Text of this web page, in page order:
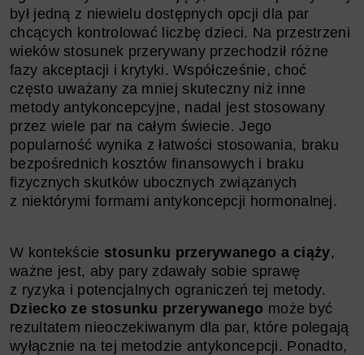
był jedną z niewielu dostępnych opcji dla par
chcących kontrolować liczbę dzieci. Na przestrzeni
wieków stosunek przerywany przechodził różne
fazy akceptacji i krytyki. Współcześnie, choć
często uważany za mniej skuteczny niż inne
metody antykoncepcyjne, nadal jest stosowany
przez wiele par na całym świecie. Jego
popularność wynika z łatwości stosowania, braku
bezpośrednich kosztów finansowych i braku
fizycznych skutków ubocznych związanych
z niektórymi formami antykoncepcji hormonalnej.
W kontekście stosunku przerywanego a ciąży,
ważne jest, aby pary zdawały sobie sprawę
z ryzyka i potencjalnych ograniczeń tej metody.
Dziecko ze stosunku przerywanego może być
rezultatem nieoczekiwanym dla par, które polegają
wyłącznie na tej metodzie antykoncepcji. Ponadto,